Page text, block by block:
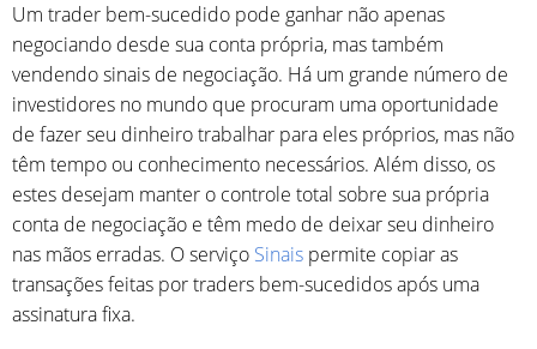
Um trader bem-sucedido pode ganhar não apenas
negociando desde sua conta própria, mas também
vendendo sinais de negociação. Há um grande número de
investidores no mundo que procuram uma oportunidade
de fazer seu dinheiro trabalhar para eles próprios, mas não
têm tempo ou conhecimento necessários. Além disso, os
estes desejam manter o controle total sobre sua própria
conta de negociação e têm medo de deixar seu dinheiro
nas mãos erradas. O serviço Sinais permite copiar as
transações feitas por traders bem-sucedidos após uma
assinatura fixa.